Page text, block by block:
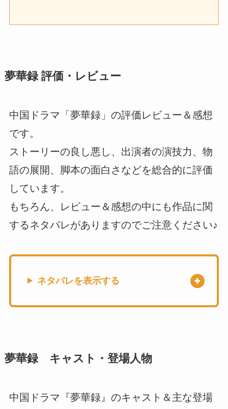
夢華録 評価・レビュー
中国ドラマ「夢華録」の評価レビュー＆感想
です。
ストーリーの良し悪し、出演者の演技力、物
語の展開、脚本の面白さなどを総合的に評価
しています。
もちろん、レビュー＆感想の中にも作品に関
するネタバレがありますのでご注意ください♪
ネタバレを表示する
夢華録 キャスト・登場人物
中国ドラマ『夢華録』のキャスト＆主な登場